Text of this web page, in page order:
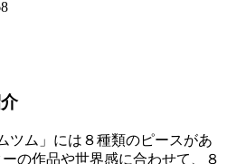
ツム」には８種類のピースがあ
の作品や世界感に合わせて、８